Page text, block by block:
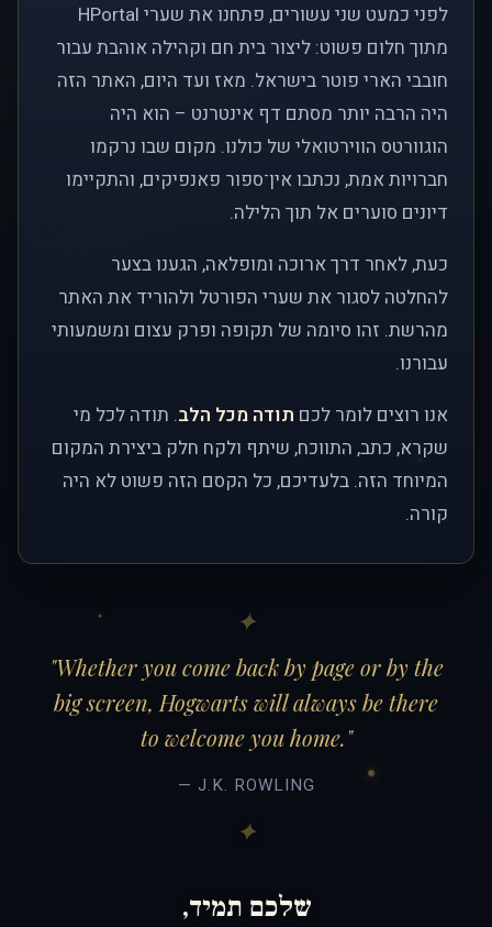
לפני כמעט שני עשורים, פתחנו את שערי HPortal
מתוך חלום פשוט: ליצור בית חם וקהילה אוהבת עבור
חובבי הארי פוטר בישראל. מאז ועד היום, האתר הזה
היה הרבה יותר מסתם דף אינטרנט – הוא היה
הוגוורטס הווירטואלי של כולנו. מקום שבו נרקמו
חברויות אמת, נכתבו אין־ספור פאנפיקים, והתקיימו
דיונים סוערים אל תוך הלילה.
כעת, לאחר דרך ארוכה ומופלאה, הגענו בצער
להחלטה לסגור את שערי הפורטל ולהוריד את האתר
מהרשת. זהו סיומה של תקופה ופרק עצום ומשמעותי
עבורנו.
אנו רוצים לומר לכם תודה מכל הלב. תודה לכל מי
שקרא, כתב, התווכח, שיתף ולקח חלק ביצירת המקום
המיוחד הזה. בלעדיכם, כל הקסם הזה פשוט לא היה
קורה.
"Whether you come back by page or by the
big screen, Hogwarts will always be there
to welcome you home."
— J.K. ROWLING
שלכם תמיד,